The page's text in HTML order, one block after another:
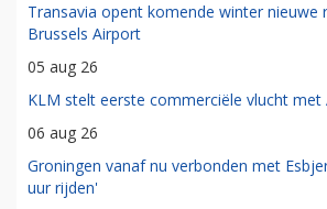
Transavia opent komende winter nieuwe
Brussels Airport
05 aug 26
KLM stelt eerste commerciële vlucht met
06 aug 26
Groningen vanaf nu verbonden met
uur rijden'